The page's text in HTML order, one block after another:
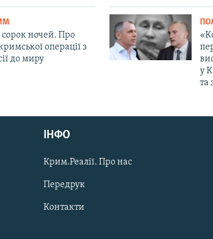
сорок ночей. Про
операції з
до миру
у
та
ІНФО
Крим.Реалії. Про нас
Передрук
Контакти